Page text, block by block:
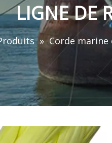
LIGNE DE
» Corde